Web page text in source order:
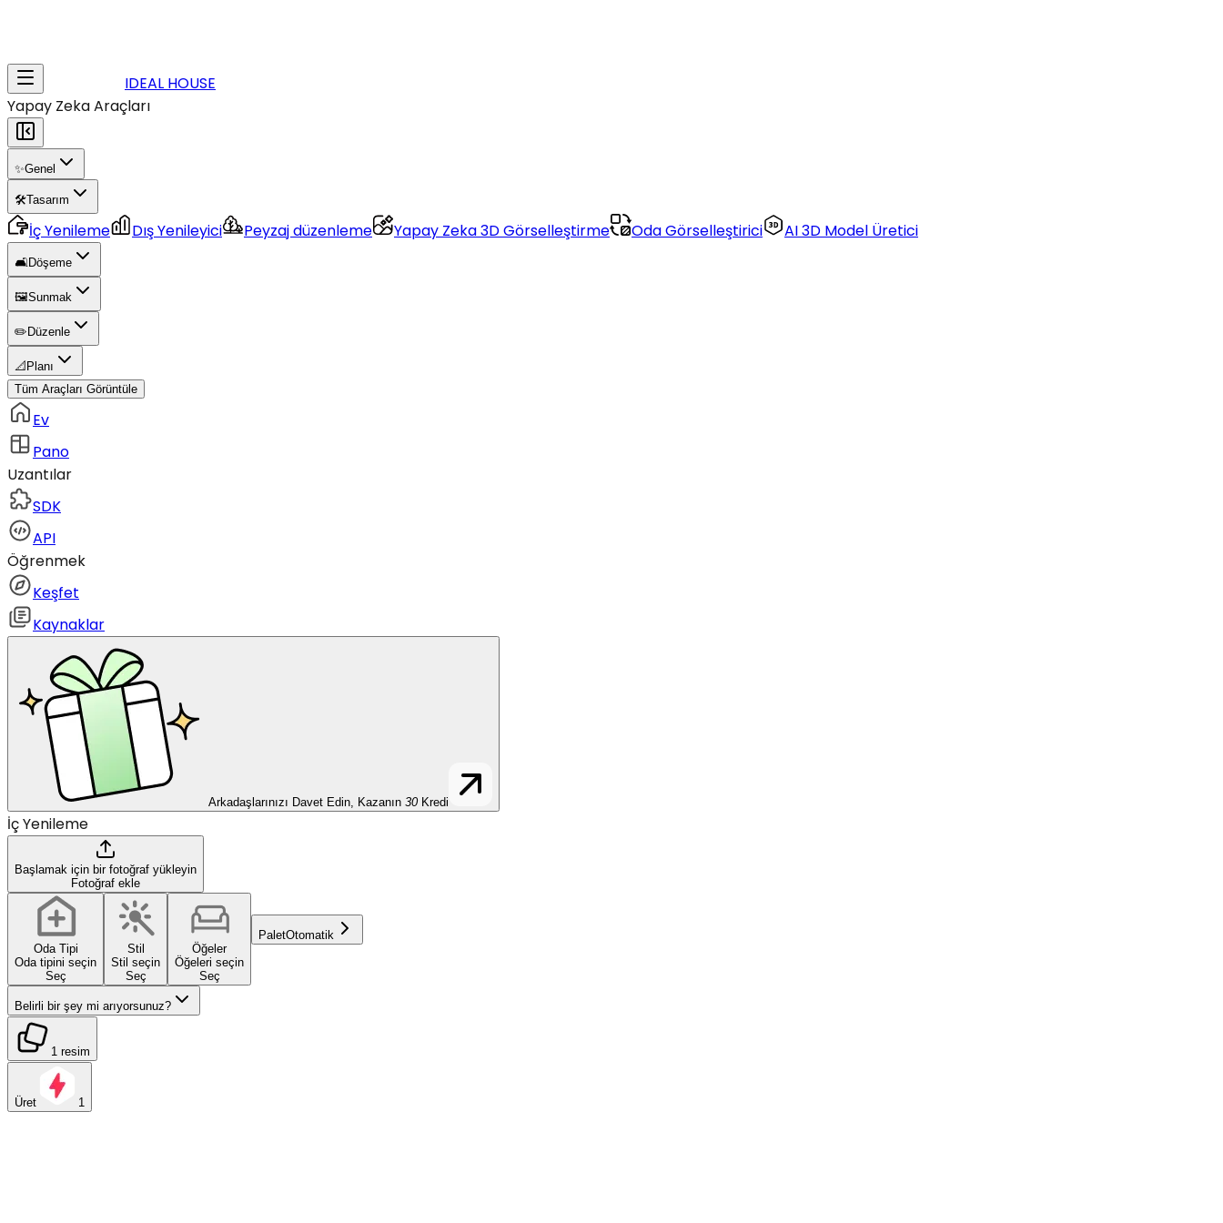
IDEAL HOUSE
Yapay Zeka Araçları
✨Genel
🛠️Tasarım
İç Yenileme Dış Yenileyici Peyzaj düzenleme Yapay Zeka 3D Görselleştirme Oda Görselleştirici AI 3D Model Üretici
🛋️Döşeme
🖼️Sunmak
✏️ Düzenle
📐 Planı
Tüm Araçları Görüntüle
Ev
Pano
Uzantılar
SDK
API
Öğrenmek
Keşfet
Kaynaklar
Arkadaşlarınızı Davet Edin, Kazanın 30 Kredi
İç Yenileme
Başlamak için bir fotoğraf yükleyin
Fotoğraf ekle
Oda Tipi
Oda tipini seçin
Seç
Stil
Stil seçin
Seç
Öğeler
Öğeleri seçin
Seç
PaletOtomatik
Belirli bir şey mi arıyorsunuz?
1 resim
Üret 1